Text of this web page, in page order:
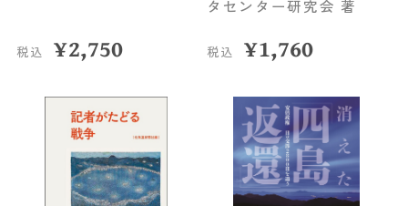
税込 ¥2,750
タセンター研究会 著
税込 ¥1,760